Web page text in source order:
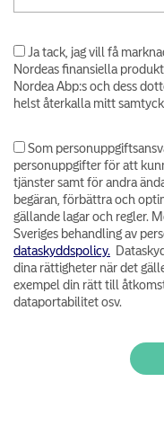
Ja tack, jag vill få
Nordeas finansiella
Nordea Abp:s och dess
helst återkalla mitt
Som
personuppgifter för att
tjänster samt för andra
begäran, förbättra och
gällande lagar och regler.
Sveriges behandling av
dataskyddspolicy.
dina rättigheter när det
exempel din rätt till
dataportabilitet osv.